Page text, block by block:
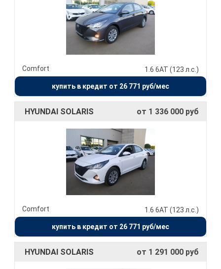
Comfort 1.6 6АТ (123 л.с.)
купить в кредит от 26 771 руб/мес
HYUNDAI SOLARIS от 1 336 000 руб
Comfort 1.6 6АТ (123 л.с.)
купить в кредит от 26 771 руб/мес
HYUNDAI SOLARIS от 1 291 000 руб